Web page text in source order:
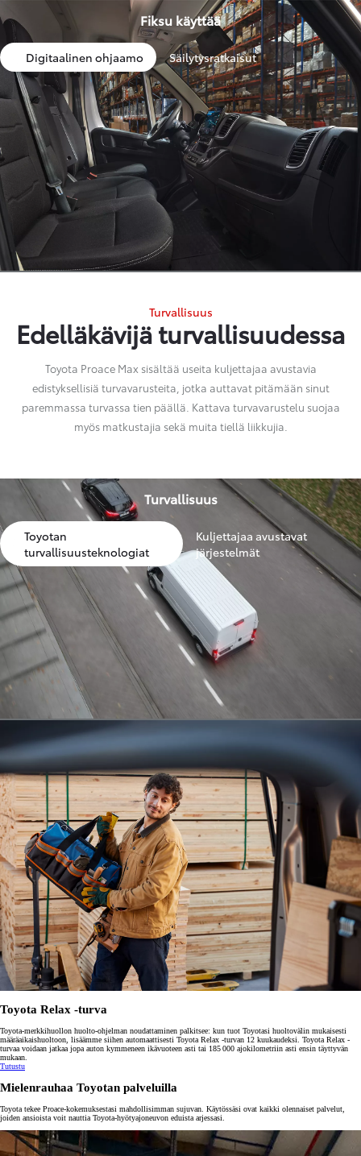
Fiksu käyttää
Digitaalinen ohjaamo Säilytysratkaisut
Turvallisuus
Edelläkävijä turvallisuudessa
Toyota Proace Max sisältää useita kuljettajaa avustavia
edistyksellisiä turvavarusteita, jotka auttavat pitämään sinut
paremmassa turvassa tien päällä. Kattava turvavarustelu suojaa
myös matkustajia sekä muita tiellä liikkujia.
Turvallisuus
Toyotan
turvallisuusteknologiat
Kuljettajaa avustavat
järjestelmät
Toyota Relax -turva
Toyota-merkkihuollon huolto-ohjelman noudattaminen palkitsee: kun tuot Toyotasi huoltovälin mukaisesti
määräaikaishuoltoon, lisäämme siihen automaattisesti Toyota Relax -turvan 12 kuukaudeksi. Toyota Relax -
turvaa voidaan jatkaa jopa auton kymmeneen ikävuoteen asti tai 185 000 ajokilometriin asti ensin täyttyvän
mukaan.
Tutustu
Mielenrauhaa Toyotan palveluilla
Toyota tekee Proace-kokemuksestasi mahdollisimman sujuvan. Käytössäsi ovat kaikki olennaiset palvelut,
joiden ansioista voit nauttia Toyota-hyötyajoneuvon eduista arjessasi.